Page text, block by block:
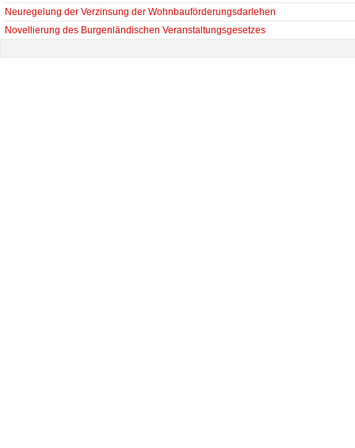
Neuregelung der Verzinsung der Wohnbauförderungsdarlehen
Novellierung des Burgenländischen Veranstaltungsgesetzes